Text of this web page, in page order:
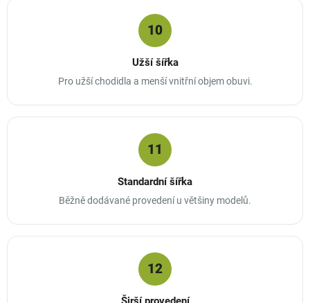
10
Užší šířka
Pro užší chodidla a menší vnitřní objem obuvi.
11
Standardní šířka
Běžně dodávané provedení u většiny modelů.
12